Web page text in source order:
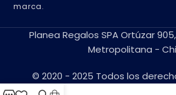
marca.
Planea Regalos SPA Ortúzar
Metropolitana -
© 2020 - 2025 Todos los